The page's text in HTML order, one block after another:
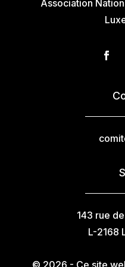
Association
143 rue
L-2168
© 2026 - Ce site